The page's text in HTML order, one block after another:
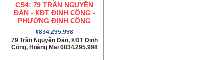
CS4: 79 TRẦN NGUYÊN
ĐÁN - KĐT ĐỊNH CÔNG -
PHƯỜNG ĐỊNH CÔNG
0834.295.998
79 Trần Nguyên Đán, KĐT Định
Công, Hoàng Mai 0834.295.998